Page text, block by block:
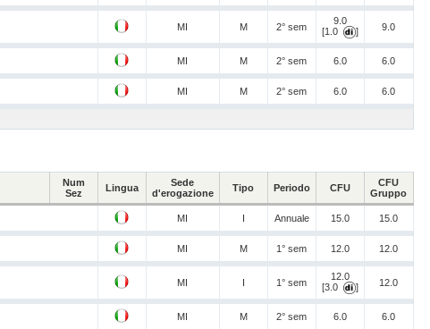
MI M 2° sem
9.0
[1.0
] 9.0
MI M 2° sem 6.0 6.0
MI M 2° sem 6.0 6.0
Num
Sez
Lingua
Sede
d'erogazione
Tipo Periodo CFU
CFU
Gruppo
MI I Annuale 15.0 15.0
MI M 1° sem 12.0 12.0
MI I 1° sem
12.0
[3.0
] 12.0
MI M 2° sem 6.0 6.0